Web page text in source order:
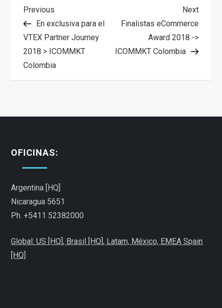
N
a
v
c
ó
n
d
Previous
Post
Previous
En exclusiva para el
VTEX Partner Journey
2018 > ICOMMKT
Colombia
Next
Post
Next
Finalistas eCommerce
Award 2018 ->
ICOMMKT Colombia
OFICINAS:
Argentina [HQ]
Nicaragua 5651
Ph. +5411 52382000
Global: US [HQ], Brasil [HQ], Latam, México, EMEA Spain
[HQ]